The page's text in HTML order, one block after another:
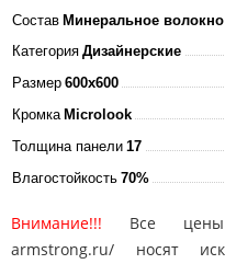
Состав Минеральное волокно
Категория Дизайнерские
Размер 600x600
Кромка Microlook
Толщина панели 17
Влагостойкость 70%
Внимание!!! Все цены
armstrong.ru/ носят